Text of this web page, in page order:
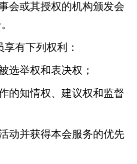
会或其授权的机构颁发会
有下列权利：
选举权和表决权；
的知情权、建议权和监督
动并获得本会服务的优先